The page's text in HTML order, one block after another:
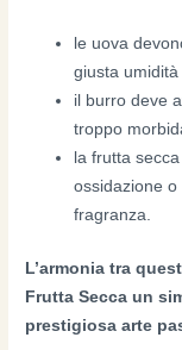
le uova
giusta umidità
il burro deve
troppo
la frutta
ossidazione
fragranza.
L’armonia tra
Frutta Secca un
prestigiosa arte